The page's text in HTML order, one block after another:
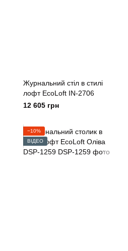
Журнальний стіл в стилі
лофт EcoLoft IN-2706
12 605 грн
−10%
ВІДЕО